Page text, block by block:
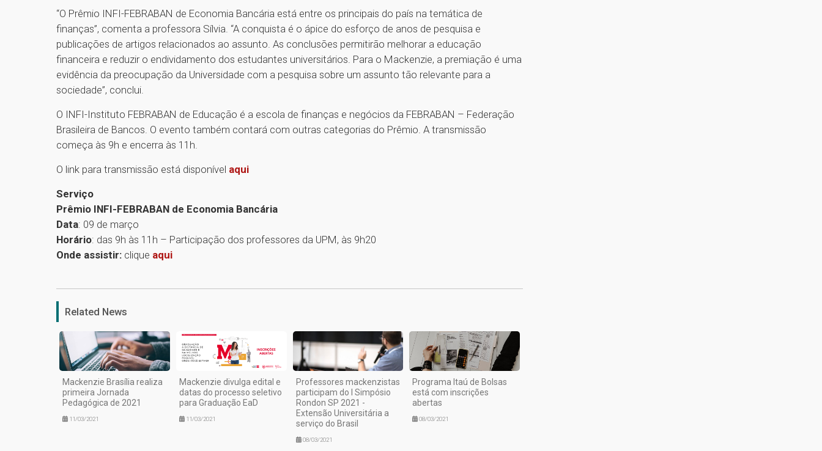
“O Prêmio INFI-FEBRABAN de Economia Bancária está entre os principais do país na temática de
finanças”, comenta a professora Sílvia. “A conquista é o ápice do esforço de anos de pesquisa e
publicações de artigos relacionados ao assunto. As conclusões permitirão melhorar a educação
financeira e reduzir o endividamento dos estudantes universitários. Para o Mackenzie, a premiação é uma
evidência da preocupação da Universidade com a pesquisa sobre um assunto tão relevante para a
sociedade”, conclui.
O INFI-Instituto FEBRABAN de Educação é a escola de finanças e negócios da FEBRABAN – Federação
Brasileira de Bancos. O evento também contará com outras categorias do Prêmio. A transmissão
começa às 9h e encerra às 11h.
O link para transmissão está disponível aqui
Serviço
Prêmio INFI-FEBRABAN de Economia Bancária
Data: 09 de março
Horário: das 9h às 11h – Participação dos professores da UPM, às 9h20
Onde assistir: clique aqui
Related News
Mackenzie Brasília realiza
primeira Jornada
Pedagógica de 2021
11/03/2021
Mackenzie divulga edital e
datas do processo seletivo
para Graduação EaD
11/03/2021
Professores mackenzistas
participam do I Simpósio
Rondon SP 2021 -
Extensão Universitária a
serviço do Brasil
08/03/2021
Programa Itaú de Bolsas
está com inscrições
abertas
08/03/2021